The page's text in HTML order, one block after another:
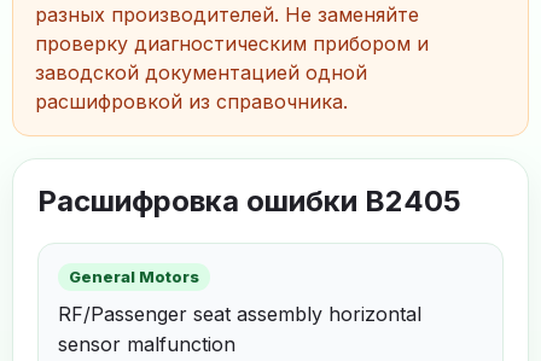
разных производителей. Не заменяйте
проверку диагностическим прибором и
заводской документацией одной
расшифровкой из справочника.
Расшифровка ошибки B2405
General Motors
RF/Passenger seat assembly horizontal
sensor malfunction